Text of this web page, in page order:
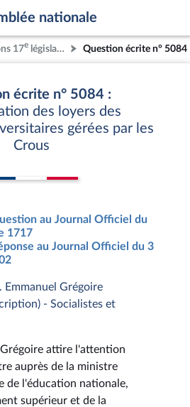
nationale
17e législature Question écrite n° 5084
écrite n° 5084 :
des loyers des
gérées par les
Crous
au Journal Officiel du
1717
au Journal Officiel du 3
Emmanuel Grégoire
- Socialistes et
attire l'attention
auprès de la ministre
de l'éducation nationale,
supérieur et de la